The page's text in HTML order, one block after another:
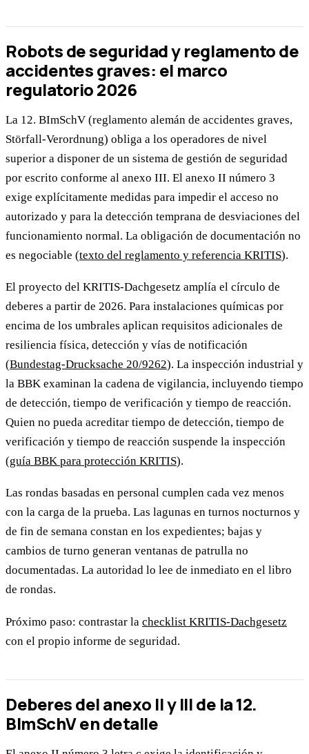
Robots de seguridad y reglamento de
accidentes graves: el marco
regulatorio 2026
La 12. BImSchV (reglamento alemán de accidentes graves,
Störfall-Verordnung) obliga a los operadores de nivel
superior a disponer de un sistema de gestión de seguridad
por escrito conforme al anexo III. El anexo II número 3
exige explícitamente medidas para impedir el acceso no
autorizado y para la detección temprana de desviaciones del
funcionamiento normal. La obligación de documentación no
es negociable (texto del reglamento y referencia KRITIS).
El proyecto del KRITIS-Dachgesetz amplía el círculo de
deberes a partir de 2026. Para instalaciones químicas por
encima de los umbrales aplican requisitos adicionales de
resiliencia física, detección y vías de notificación
(Bundestag-Drucksache 20/9262). La inspección industrial y
la BBK examinan la cadena de vigilancia, incluyendo tiempo
de detección, tiempo de verificación y tiempo de reacción.
Quien no pueda acreditar tiempo de detección, tiempo de
verificación y tiempo de reacción suspende la inspección
(guía BBK para protección KRITIS).
Las rondas basadas en personal cumplen cada vez menos
con la carga de la prueba. Las lagunas en turnos nocturnos y
de fin de semana constan en los expedientes; bajas y
cambios de turno generan ventanas de patrulla no
documentadas. La autoridad lo lee de inmediato en el libro
de rondas.
Próximo paso: contrastar la checklist KRITIS-Dachgesetz
con el propio informe de seguridad.
Deberes del anexo II y III de la 12.
BImSchV en detalle